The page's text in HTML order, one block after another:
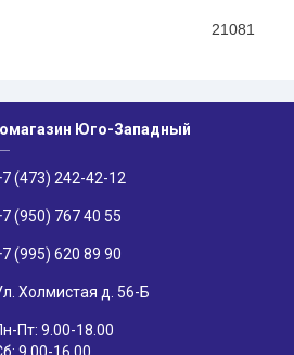
21081
Юго-Западный
(473) 242-42-12
(950) 767 40 55
(995) 620 89 90
Холмистая д. 56-Б
Пт: 9.00-18.00